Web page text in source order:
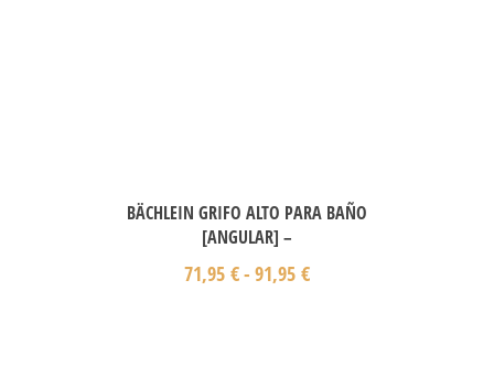
BÄCHLEIN GRIFO ALTO PARA BAÑO
[ANGULAR] –
71,95 €- 91,95 €